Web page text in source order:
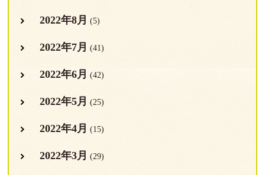
2022年8月 (5)
2022年7月 (41)
2022年6月 (42)
2022年5月 (25)
2022年4月 (15)
2022年3月 (29)